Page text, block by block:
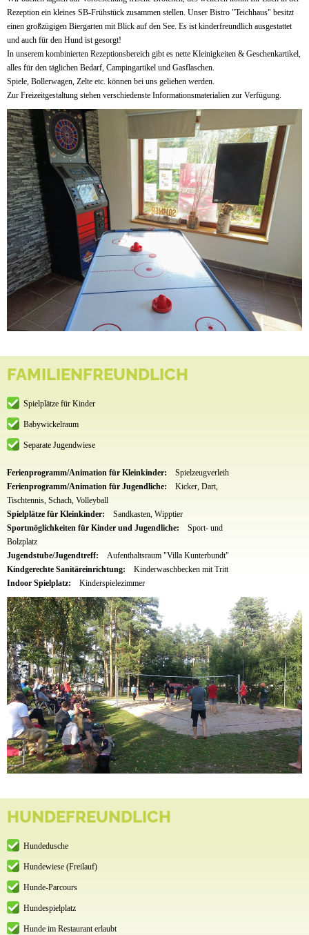
Rezeption ein kleines SB-Frühstück zusammen stellen. Unser Bistro "Teichhaus" besitzt
einen großzügigen Biergarten mit Blick auf den See. Es ist kinderfreundlich ausgestattet
und auch für den Hund ist gesorgt!
In unserem kombinierten Rezeptionsbereich gibt es nette Kleinigkeiten & Geschenkartikel,
alles für den täglichen Bedarf, Campingartikel und Gasflaschen.
Spiele, Bollerwagen, Zelte etc. können bei uns geliehen werden.
Zur Freizeitgestaltung stehen verschiedenste Informationsmaterialien zur Verfügung.
FAMILIENFREUNDLICH
Spielplätze für Kinder
Babywickelraum
Separate Jugendwiese
Ferienprogramm/Animation für Kleinkinder:
Spielzeugverleih
Ferienprogramm/Animation für Jugendliche:
Kicker, Dart,
Tischtennis, Schach, Volleyball
Spielplätze für Kleinkinder:
Sandkasten, Wipptier
Sportmöglichkeiten für Kinder und Jugendliche:
Sport- und
Bolzplatz
Jugendstube/Jugendtreff:
Aufenthaltsraum "Villa Kunterbundt"
Kindgerechte Sanitäreinrichtung:
Kinderwaschbecken mit Tritt
Indoor Spielplatz:
Kinderspielezimmer
HUNDEFREUNDLICH
Hundedusche
Hundewiese (Freilauf)
Hunde-Parcours
Hundespielplatz
Hunde im Restaurant erlaubt